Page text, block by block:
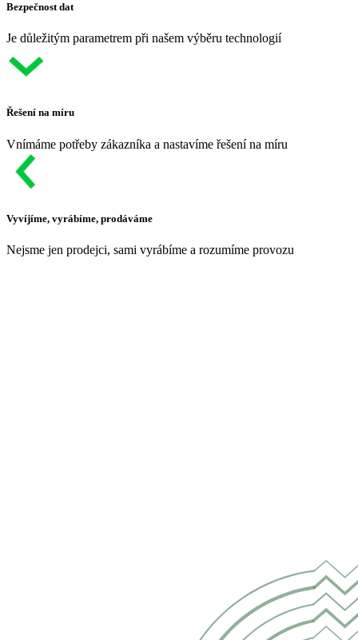
Bezpečnost dat
Je důležitým parametrem při našem výběru technologií
Řešení na míru
Vnímáme potřeby zákazníka a nastavíme řešení na míru
Vyvíjíme, vyrábíme, prodáváme
Nejsme jen prodejci, sami vyrábíme a rozumíme provozu